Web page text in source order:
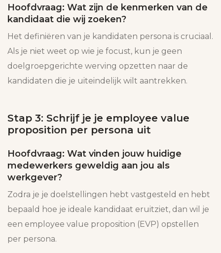
Hoofdvraag: Wat zijn de kenmerken van de
kandidaat die wij zoeken?
Het definiëren van je kandidaten persona is cruciaal.
Als je niet weet op wie je focust, kun je geen
doelgroepgerichte werving opzetten naar de
kandidaten die je uiteindelijk wilt aantrekken.
Stap 3: Schrijf je je employee value
proposition per persona uit
Hoofdvraag: Wat vinden jouw huidige
medewerkers geweldig aan jou als
werkgever?
Zodra je je doelstellingen hebt vastgesteld en hebt
bepaald hoe je ideale kandidaat eruitziet, dan wil je
een employee value proposition (EVP) opstellen
per persona.